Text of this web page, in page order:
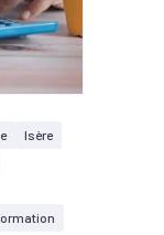
Isère